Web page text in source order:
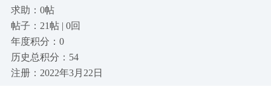
求助：0帖
帖子：21帖 | 0回
年度积分：0
历史总积分：54
注册：2022年3月22日